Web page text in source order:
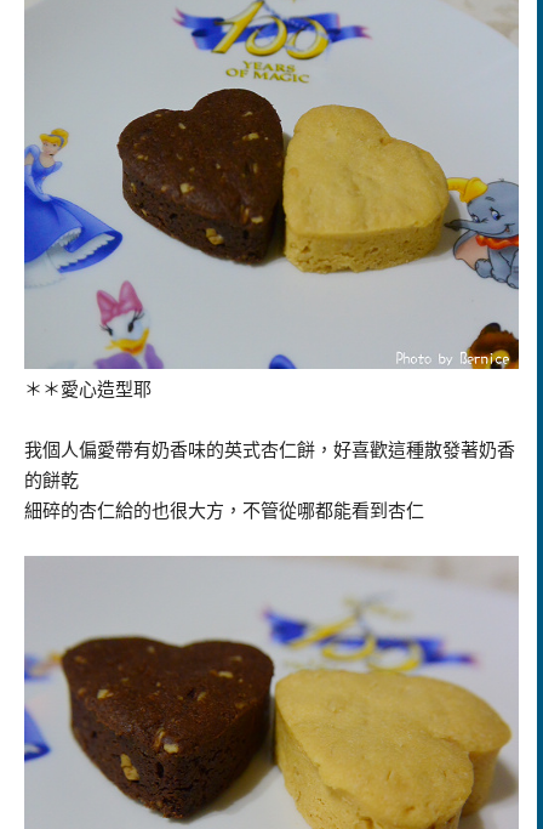
＊＊愛心造型耶
我個人偏愛帶有奶香味的英式杏仁餅，好喜歡這種散發著奶香
的餅乾
細碎的杏仁給的也很大方，不管從哪都能看到杏仁